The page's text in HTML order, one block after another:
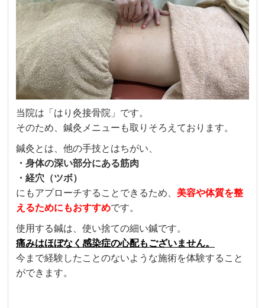
当院は「はり灸接骨院」です。
そのため、鍼灸メニューも取りそろえております。
鍼灸とは、他の手技とはちがい、
・身体の深い部分にある筋肉
・経穴（ツボ）
にもアプローチすることできるため、 美容や体質を整
えるためにもおすすめです。
使用する鍼は、使い捨ての細い鍼です。
痛みはほぼなく感染症の心配もございません。
今まで経験したことのないような施術を体験すること
ができます。